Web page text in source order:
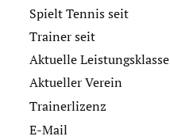
Spielt Tennis seit
Trainer seit
Aktuelle Leistungsklasse
Aktueller Verein
Trainerlizenz
E-Mail